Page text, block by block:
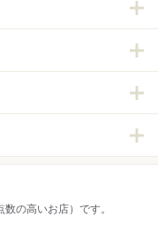
の高いお店）です。